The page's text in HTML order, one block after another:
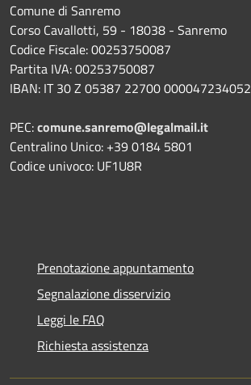
Comune di Sanremo
Corso Cavallotti, 59 - 18038 - Sanremo
Codice Fiscale: 00253750087
Partita IVA: 00253750087
IBAN: IT 30 Z 05387 22700 000047234052
PEC:comune.sanremo@legalmail.it
Centralino Unico: +39 0184 5801
Codice univoco: UF1U8R
Prenotazione appuntamento
Segnalazione disservizio
Leggi le FAQ
Richiesta assistenza